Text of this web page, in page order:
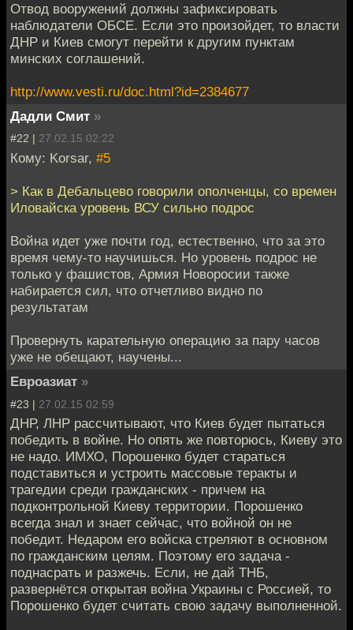
Отвод вооружений должны зафиксировать
наблюдатели ОБСЕ. Если это произойдет, то власти
ДНР и Киев смогут перейти к другим пунктам
минских соглашений.
http://www.vesti.ru/doc.html?id=2384677
Дадли Смит »
#22 | 27.02.15 02:22
Кому: Korsar, #5
> Как в Дебальцево говорили ополченцы, со времен
Иловайска уровень ВСУ сильно подрос
Война идет уже почти год, естественно, что за это
время чему-то научишься. Но уровень подрос не
только у фашистов, Армия Новоросии также
набирается сил, что отчетливо видно по
результатам
Провернуть карательную операцию за пару часов
уже не обещают, научены...
Евроазиат »
#23 | 27.02.15 02:59
ДНР, ЛНР рассчитывают, что Киев будет пытаться
победить в войне. Но опять же повторюсь, Киеву это
не надо. ИМХО, Порошенко будет стараться
подставиться и устроить массовые теракты и
трагедии среди гражданских - причем на
подконтрольной Киеву территории. Порошенко
всегда знал и знает сейчас, что войной он не
победит. Недаром его войска стреляют в основном
по гражданским целям. Поэтому его задача -
поднасрать и разжечь. Если, не дай ТНБ,
развернётся открытая война Украины с Россией, то
Порошенко будет считать свою задачу выполненной.